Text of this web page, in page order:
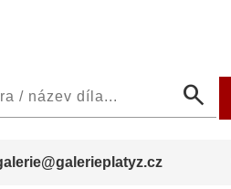
search